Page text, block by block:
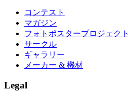
コンテスト
マガジン
フォトポスタープロジェクト
サークル
ギャラリー
メーカー & 機材
Legal